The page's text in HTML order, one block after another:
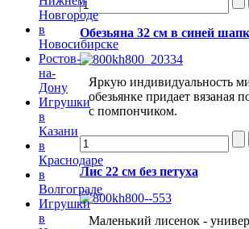
Обезьяна 32 см в синей
Яркую индивидуальность
обезьянке придает вязаная
с помпончиком.
Лис 22 см без петуха
Маленький лисенок -
Новгороде
в
Новосибирске
Ростов-
на-
Дону
Игрушки
в
Казани
в
Краснодаре
в
Волгограде
Игрушки
в